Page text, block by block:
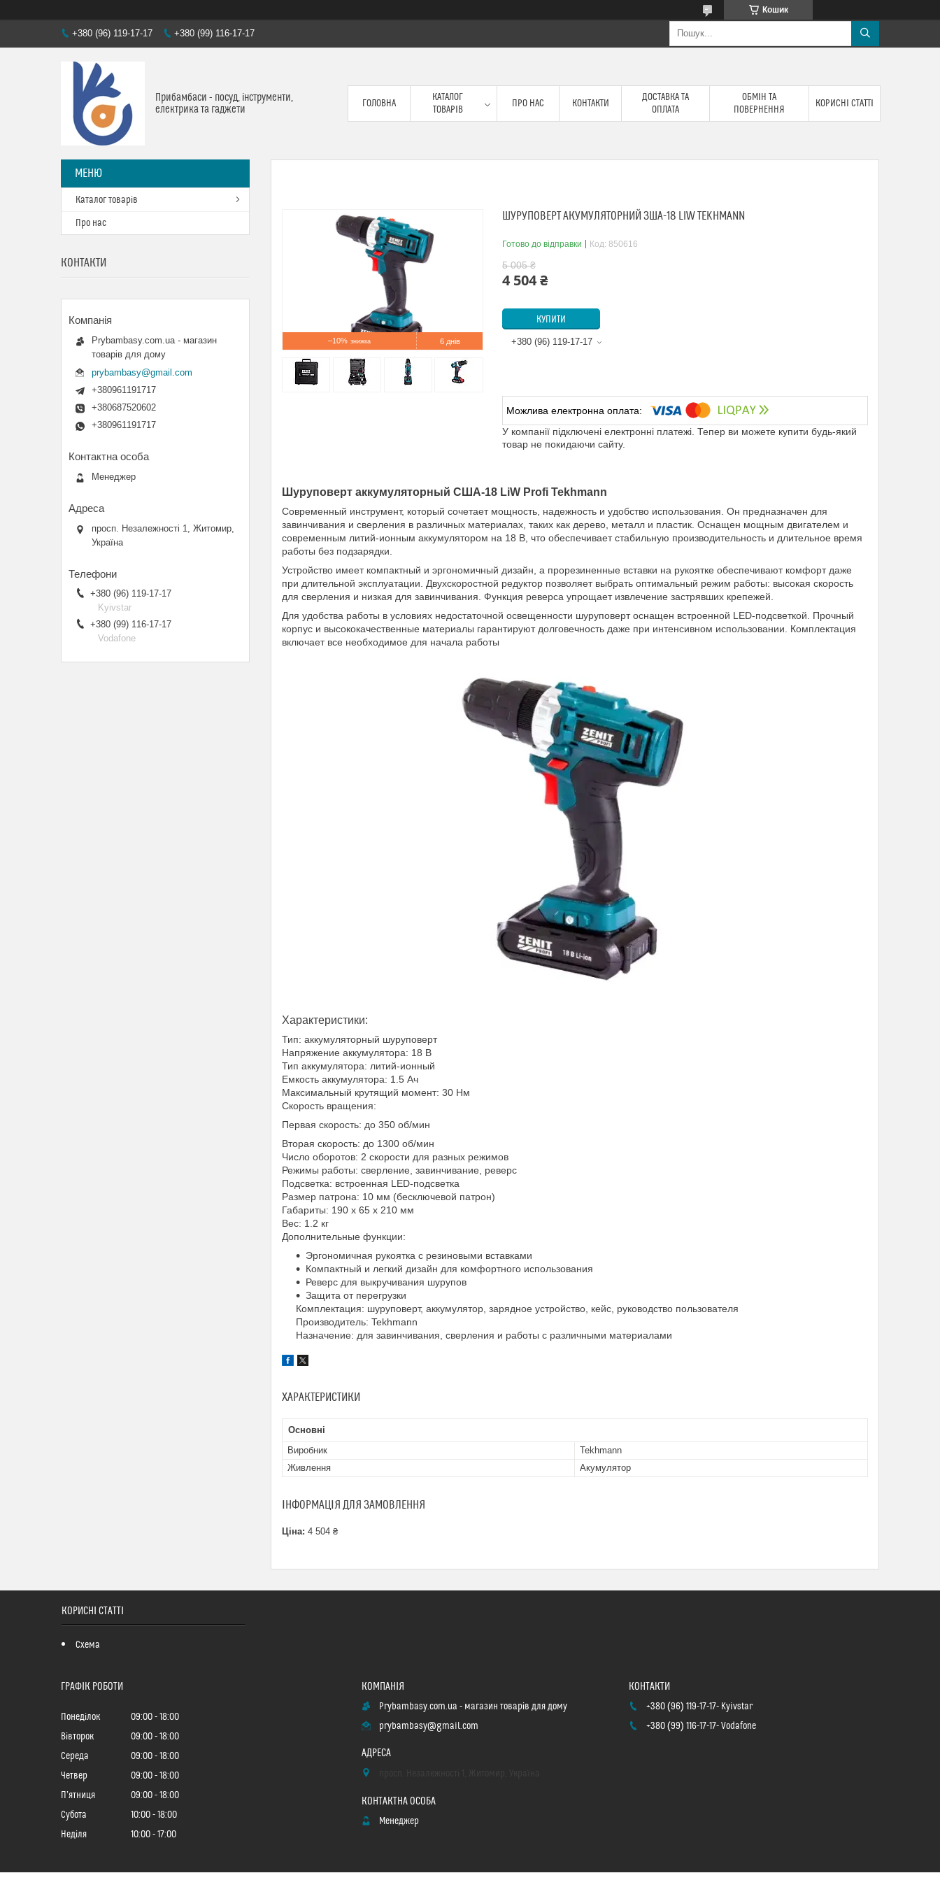
Кошик
+380 (96) 119-17-17 +380 (99) 116-17-17
Прибамбаси - посуд, інструменти,
електрика та гаджети
ГОЛОВНА
КАТАЛОГ
ТОВАРІВ
ПРО НАС КОНТАКТИ
ДОСТАВКА ТА
ОПЛАТА
ОБМІН ТА
ПОВЕРНЕННЯ
КОРИСНІ СТАТТІ
–10% 6 днів
ШУРУПОВЕРТ АКУМУЛЯТОРНИЙ ЗША-18 LIW TEKHMANN
Готово до відправки Код: 850616
5 005 ₴
4 504 ₴
КУПИТИ
+380 (96) 119-17-17
У компанії підключені електронні платежі. Тепер ви можете купити будь-який
товар не покидаючи сайту.
Шуруповерт аккумуляторный США-18 LiW Profi Tekhmann
Современный инструмент, который сочетает мощность, надежность и удобство использования. Он предназначен для
завинчивания и сверления в различных материалах, таких как дерево, металл и пластик. Оснащен мощным двигателем и
современным литий-ионным аккумулятором на 18 В, что обеспечивает стабильную производительность и длительное время
работы без подзарядки.
Устройство имеет компактный и эргономичный дизайн, а прорезиненные вставки на рукоятке обеспечивают комфорт даже
при длительной эксплуатации. Двухскоростной редуктор позволяет выбрать оптимальный режим работы: высокая скорость
для сверления и низкая для завинчивания. Функция реверса упрощает извлечение застрявших крепежей.
Для удобства работы в условиях недостаточной освещенности шуруповерт оснащен встроенной LED-подсветкой. Прочный
корпус и высококачественные материалы гарантируют долговечность даже при интенсивном использовании. Комплектация
включает все необходимое для начала работы
Характеристики:
Тип: аккумуляторный шуруповерт
Напряжение аккумулятора: 18 В
Тип аккумулятора: литий-ионный
Емкость аккумулятора: 1.5 Ач
Максимальный крутящий момент: 30 Нм
Скорость вращения:
Первая скорость: до 350 об/мин
Вторая скорость: до 1300 об/мин
Число оборотов: 2 скорости для разных режимов
Режимы работы: сверление, завинчивание, реверс
Подсветка: встроенная LED-подсветка
Размер патрона: 10 мм (бесключевой патрон)
Габариты: 190 x 65 x 210 мм
Вес: 1.2 кг
Дополнительные функции:
Эргономичная рукоятка с резиновыми вставками
Компактный и легкий дизайн для комфортного использования
Реверс для выкручивания шурупов
Защита от перегрузки
Комплектация: шуруповерт, аккумулятор, зарядное устройство, кейс, руководство пользователя
Производитель: Tekhmann
Назначение: для завинчивания, сверления и работы с различными материалами
ХАРАКТЕРИСТИКИ
Основні
Виробник
Tekhmann
Живлення
Акумулятор
ІНФОРМАЦІЯ ДЛЯ ЗАМОВЛЕННЯ
Ціна: 4 504 ₴
Каталог товарів
Про нас
КОНТАКТИ
Prybambasy.com.ua - магазин
товарів для дому
prybambasy@gmail.com
+380961191717
+380687520602
+380961191717
Менеджер
просп. Незалежності 1, Житомир,
Україна
+380 (96) 119-17-17
Kyivstar
+380 (99) 116-17-17
Vodafone
КОРИСНІ СТАТТІ
Схема
ГРАФІК РОБОТИ
Понеділок 09:00
18:00
Вівторок
09:00
18:00
Середа
09:00
18:00
Четвер
09:00
18:00
Пʼятниця
09:00
18:00
Субота
10:00
18:00
Неділя
10:00 17:00
Prybambasy.com.ua - магазин товарів для дому
prybambasy@gmail.com
Менеджер
+380 (96) 119-17-17 Kyivstar
+380 (99) 116-17-17 Vodafone